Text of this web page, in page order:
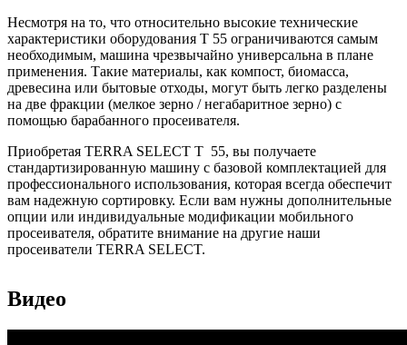
Несмотря на то, что относительно высокие технические
характеристики оборудования T 55 ограничиваются самым
необходимым, машина чрезвычайно универсальна в плане
применения. Такие материалы, как компост, биомасса,
древесина или бытовые отходы, могут быть легко разделены
на две фракции (мелкое зерно / негабаритное зерно) с
помощью барабанного просеивателя.
Приобретая TERRA SELECT T 55, вы получаете
стандартизированную машину с базовой комплектацией для
профессионального использования, которая всегда обеспечит
вам надежную сортировку. Если вам нужны дополнительные
опции или индивидуальные модификации мобильного
просеивателя, обратите внимание на другие наши
просеиватели TERRA SELECT.
Видео